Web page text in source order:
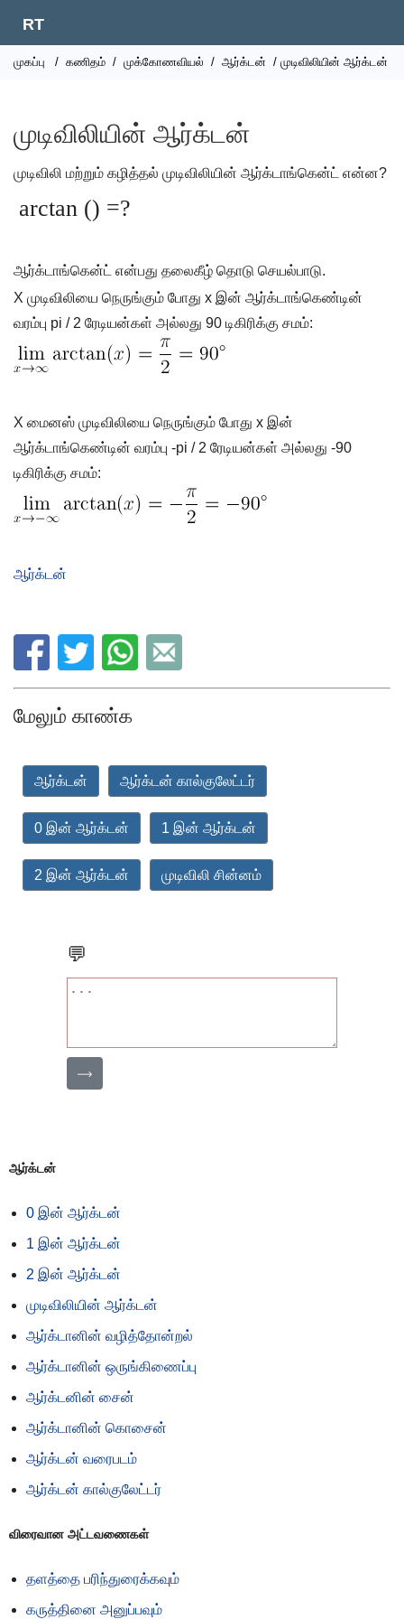
RT
முகப்பு / கணிதம் / முக்கோணவியல் / ஆர்க்டன் / முடிவிலியின் ஆர்க்டன்
முடிவிலியின் ஆர்க்டன்
முடிவிலி மற்றும் கழித்தல் முடிவிலியின் ஆர்க்டாங்கென்ட் என்ன?
arctan () =?
ஆர்க்டாங்கென்ட் என்பது தலைகீழ் தொடு செயல்பாடு.
X முடிவிலியை நெருங்கும் போது x இன் ஆர்க்டாங்கெண்டின்
வரம்பு pi / 2 ரேடியன்கள் அல்லது 90 டிகிரிக்கு சமம்:
X மைனஸ் முடிவிலியை நெருங்கும் போது x இன்
ஆர்க்டாங்கெண்டின் வரம்பு -pi / 2 ரேடியன்கள் அல்லது -90
டிகிரிக்கு சமம்:
ஆர்க்டன்
மேலும் காண்க
ஆர்க்டன் ஆர்க்டன் கால்குலேட்டர்
0 இன் ஆர்க்டன் 1 இன் ஆர்க்டன்
2 இன் ஆர்க்டன் முடிவிலி சின்னம்
💬
⟶
ஆர்க்டன்
0 இன் ஆர்க்டன்
1 இன் ஆர்க்டன்
2 இன் ஆர்க்டன்
முடிவிலியின் ஆர்க்டன்
ஆர்க்டானின் வழித்தோன்றல்
ஆர்க்டானின் ஒருங்கிணைப்பு
ஆர்க்டனின் சைன்
ஆர்க்டானின் கொசைன்
ஆர்க்டன் வரைபடம்
ஆர்க்டன் கால்குலேட்டர்
விரைவான அட்டவணைகள்
தளத்தை பரிந்துரைக்கவும்
கருத்தினை அனுப்பவும்